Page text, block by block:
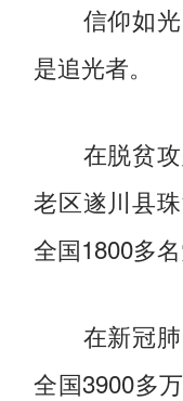
信仰如光
是追光者。
在脱贫攻
老区遂川县
全国1800多
在新冠肺
全国3900多